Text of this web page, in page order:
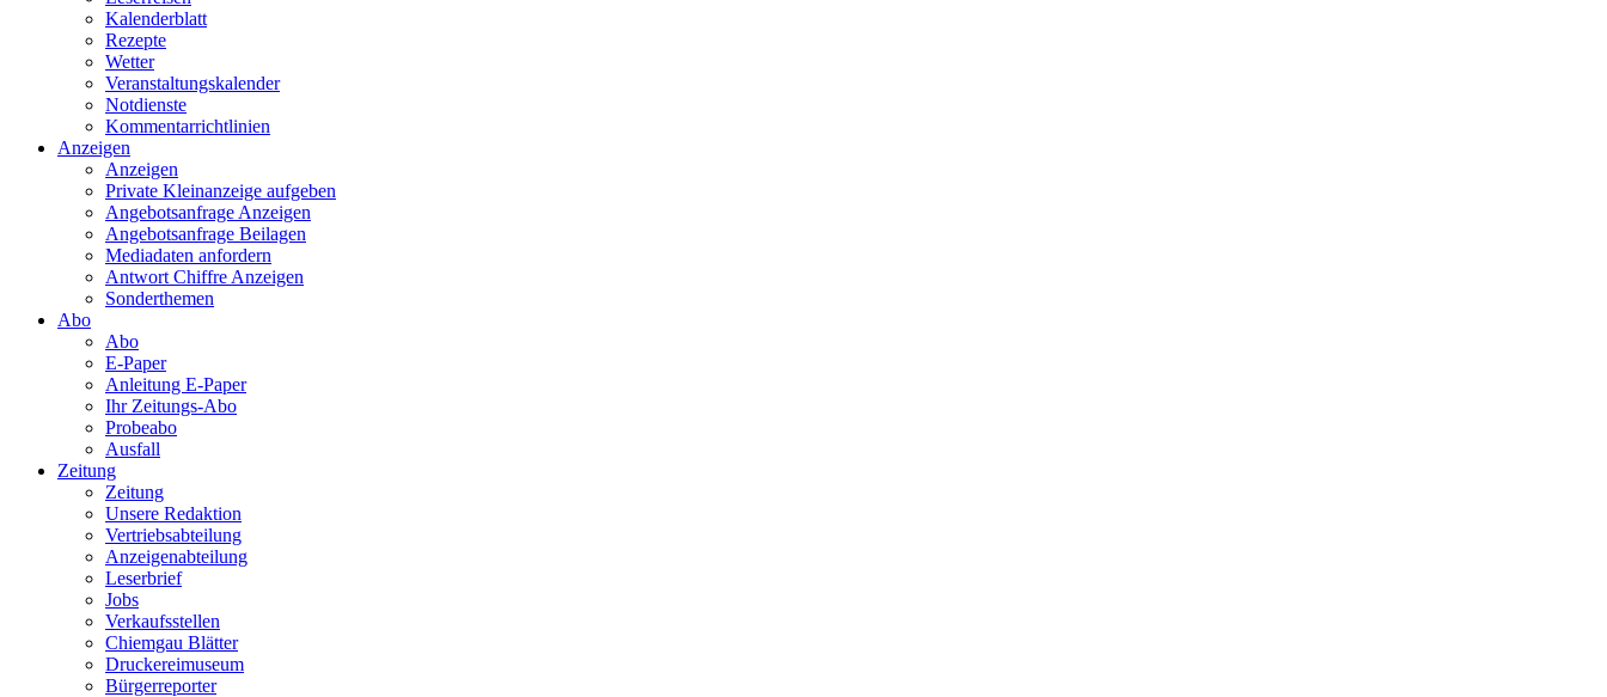
Kalenderblatt
Rezepte
Wetter
Veranstaltungskalender
Notdienste
Kommentarrichtlinien
Anzeigen
Anzeigen
Private Kleinanzeige aufgeben
Angebotsanfrage Anzeigen
Angebotsanfrage Beilagen
Mediadaten anfordern
Antwort Chiffre Anzeigen
Sonderthemen
Abo
Abo
E-Paper
Anleitung E-Paper
Ihr Zeitungs-Abo
Probeabo
Ausfall
Zeitung
Zeitung
Unsere Redaktion
Vertriebsabteilung
Anzeigenabteilung
Leserbrief
Jobs
Verkaufsstellen
Chiemgau Blätter
Druckereimuseum
Bürgerreporter